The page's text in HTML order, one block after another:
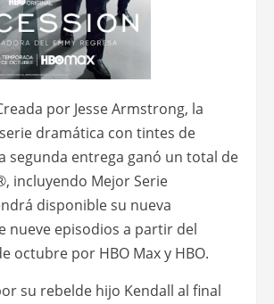
por Jesse Armstrong, la
dramática con tintes de
segunda entrega ganó un total de
incluyendo Mejor Serie
disponible su nueva
nueve episodios a partir del
octubre por HBO Max y HBO.
su rebelde hijo Kendall al final